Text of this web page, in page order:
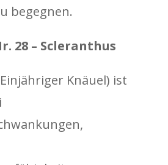
begegnen.
28 – Scleranthus
Knäuel) ist